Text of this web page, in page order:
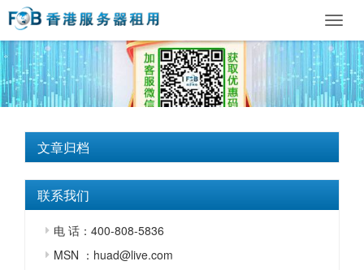
文章归档
联系我们
电 话：400-808-5836
MSN ：huad@live.com